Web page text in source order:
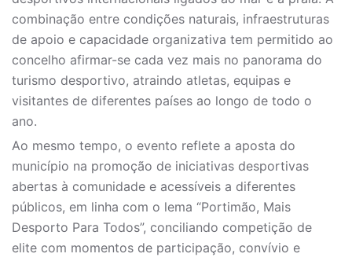
combinação entre condições naturais, infraestruturas
de apoio e capacidade organizativa tem permitido ao
concelho afirmar-se cada vez mais no panorama do
turismo desportivo, atraindo atletas, equipas e
visitantes de diferentes países ao longo de todo o
ano.
Ao mesmo tempo, o evento reflete a aposta do
município na promoção de iniciativas desportivas
abertas à comunidade e acessíveis a diferentes
públicos, em linha com o lema “Portimão, Mais
Desporto Para Todos”, conciliando competição de
elite com momentos de participação, convívio e